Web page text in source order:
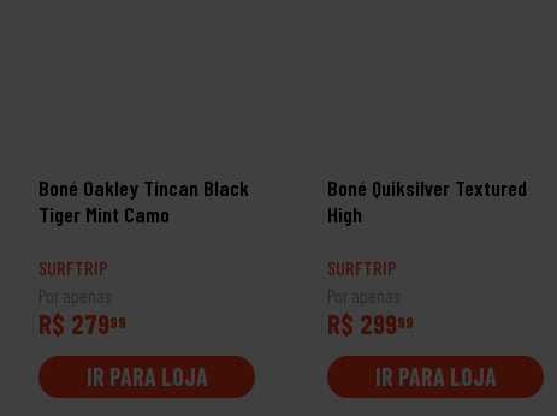
Boné Oakley Tincan Black
Tiger Mint Camo
SURFTRIP
Por apenas
R$ 27999
IR PARA LOJA
Boné Quiksilver Textured
High
SURFTRIP
Por apenas
R$ 29999
IR PARA LOJA